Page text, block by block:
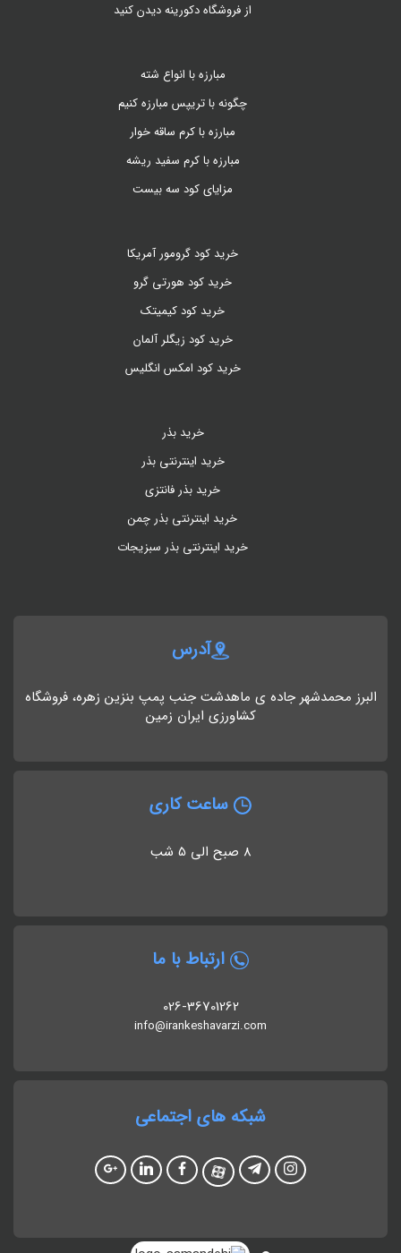
از فروشگاه دکورینه دیدن کنید
مبارزه با انواع شته
چگونه با تریپس مبارزه کنیم
مبارزه با کرم ساقه خوار
مبارزه با کرم سفید ریشه
مزایای کود سه بیست
خرید کود گرومور آمریکا
خرید کود هورتی گرو
خرید کود کیمیتک
خرید کود زیگلر آلمان
خرید کود امکس انگلیس
خرید بذر
خرید اینترنتی بذر
خرید بذر فانتزی
خرید اینترنتی بذر چمن
خرید اینترنتی بذر سبزیجات
آدرس
البرز محمدشهر جاده ی ماهدشت جنب پمپ بنزین زهره، فروشگاه
کشاورزی ایران زمین
ساعت کاری
8 صبح الی 5 شب
ارتباط با ما
026-36701262
info@irankeshavarzi.com
شبکه های اجتماعی